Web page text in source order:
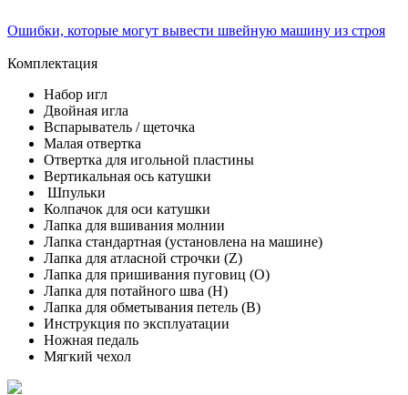
Ошибки, которые могут вывести швейную машину из строя
Комплектация
Набор игл
Двойная игла
Вспарыватель / щеточка
Малая отвертка
Отвертка для игольной пластины
Вертикальная ось катушки
Шпульки
Колпачок для оси катушки
Лапка для вшивания молнии
Лапка стандартная (установлена на машине)
Лапка для атласной строчки (Z)
Лапка для пришивания пуговиц (O)
Лапка для потайного шва (H)
Лапка для обметывания петель (B)
Инструкция по эксплуатации
Ножная педаль
Мягкий чехол